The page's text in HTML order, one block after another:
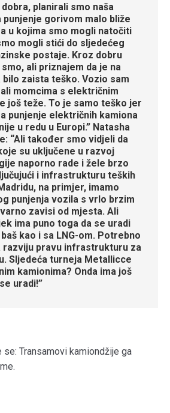
dobra, planirali smo naša
punjenje gorivom malo bliže
u kojima smo mogli natočiti
mogli stići do sljedećeg
postaje. Kroz dobru
ali priznajem da je na
zaista teško. Vozio sam
ali momcima s električnim
još teže. To je samo teško jer
punjenje električnih kamiona
u redu u Europi.” Natasha
“Ali također smo vidjeli da
su uključene u razvoj
naporno rade i žele brzo
i infrastrukturu teških
na primjer, imamo
punjenja vozila s vrlo brzim
zavisi od mjesta. Ali
ima puno toga da se uradi
kao i sa LNG-om. Potrebno
razviju pravu infrastrukturu za
Sljedeća turneja Metallicce
kamionima? Onda ima još
uradi!”
Transamovi kamiondžije ga